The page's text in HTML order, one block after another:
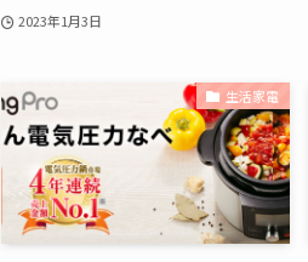
2023年1月3日
生活家電